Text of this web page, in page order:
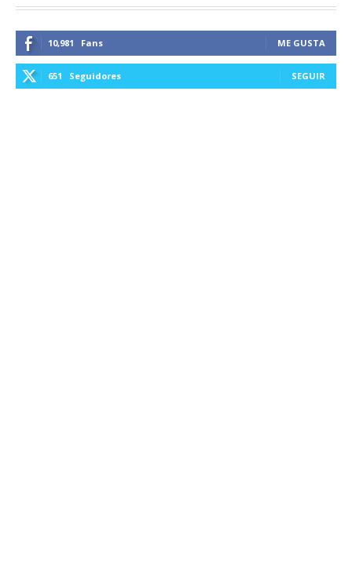
10,981 Fans ME GUSTA
651 Seguidores SEGUIR